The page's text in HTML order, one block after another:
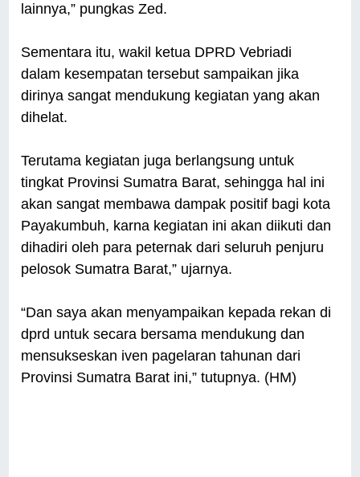
lainnya,” pungkas Zed.
Sementara itu, wakil ketua DPRD Vebriadi
dalam kesempatan tersebut sampaikan jika
dirinya sangat mendukung kegiatan yang akan
dihelat.
Terutama kegiatan juga berlangsung untuk
tingkat Provinsi Sumatra Barat, sehingga hal ini
akan sangat membawa dampak positif bagi kota
Payakumbuh, karna kegiatan ini akan diikuti dan
dihadiri oleh para peternak dari seluruh penjuru
pelosok Sumatra Barat,” ujarnya.
“Dan saya akan menyampaikan kepada rekan di
dprd untuk secara bersama mendukung dan
mensukseskan iven pagelaran tahunan dari
Provinsi Sumatra Barat ini,” tutupnya. (HM)